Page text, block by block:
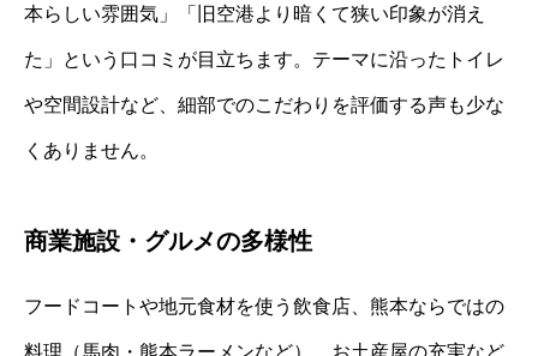
本らしい雰囲気」「旧空港より暗くて狭い印象が消え
た」という口コミが目立ちます。テーマに沿ったトイレ
や空間設計など、細部でのこだわりを評価する声も少な
くありません。
商業施設・グルメの多様性
フードコートや地元食材を使う飲食店、熊本ならではの